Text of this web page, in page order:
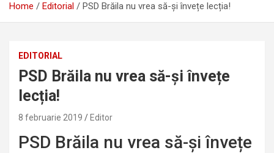
Home Editorial PSD Brăila nu vrea să-și învețe lecția!
EDITORIAL
PSD Brăila nu vrea să-și învețe
lecția!
8 februarie 2019 Editor
PSD Brăila nu vrea să-și învețe